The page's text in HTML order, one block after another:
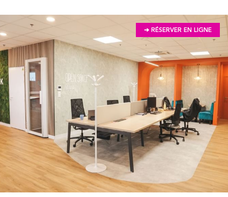
➔ RÉSERVER EN LIGNE